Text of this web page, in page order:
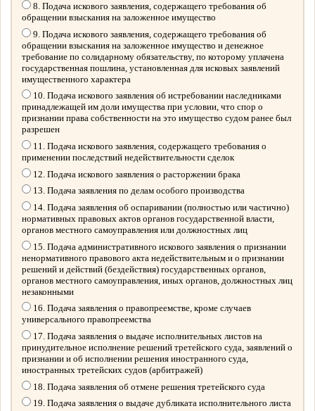
8. Подача искового заявления, содержащего требования об
обращении взыскания на заложенное имущество
9. Подача искового заявления, содержащего требования об
обращении взыскания на заложенное имущество и денежное
требование по солидарному обязательству, по которому уплачена
государственная пошлина, установленная для исковых заявлений
имущественного характера
10. Подача искового заявления об истребовании наследниками
принадлежащей им доли имущества при условии, что спор о
признании права собственности на это имущество судом ранее был
разрешен
11. Подача искового заявления, содержащего требования о
применении последствий недействительности сделок
12. Подача искового заявления о расторжении брака
13. Подача заявления по делам особого производства
14. Подача заявления об оспаривании (полностью или частично)
нормативных правовых актов органов государственной власти,
органов местного самоуправления или должностных лиц
15. Подача административного искового заявления о признании
ненормативного правового акта недействительным и о признании
решений и действий (бездействия) государственных органов,
органов местного самоуправления, иных органов, должностных лиц
незаконными
16. Подача заявления о правопреемстве, кроме случаев
универсального правопреемства
17. Подача заявления о выдаче исполнительных листов на
принудительное исполнение решений третейского суда, заявлений о
признании и об исполнении решения иностранного суда,
иностранных третейских судов (арбитражей)
18. Подача заявления об отмене решения третейского суда
19. Подача заявления о выдаче дубликата исполнительного листа